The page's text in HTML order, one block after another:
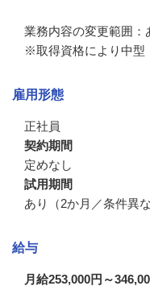
業務内容の変更範囲：
※取得資格により中型
雇用形態
正社員
契約期間
定めなし
試用期間
あり（2か月／条件異な
給与
月給253,000円～